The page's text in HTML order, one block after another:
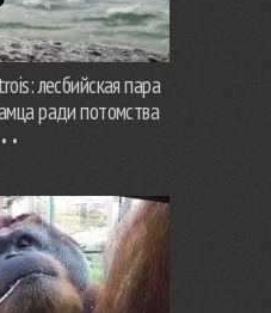
лесбийская пара
ради потомства